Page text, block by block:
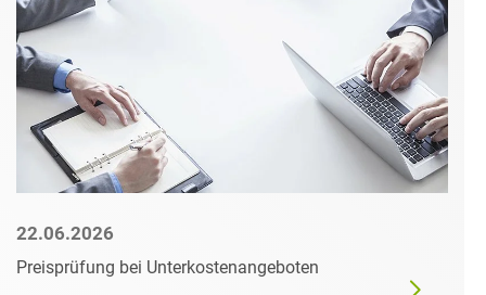
22.06.2026
Preisprüfung bei Unterkostenangeboten